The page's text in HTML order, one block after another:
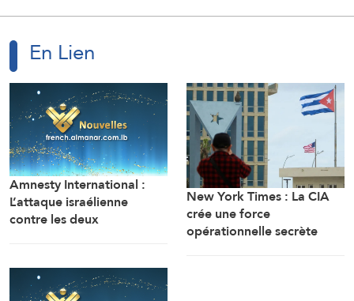
En Lien
Amnesty International :
L’attaque israélienne
contre les deux
enquête indépendante en
tant que crime de guerre.
New York Times : La CIA
crée une force
opérationnelle secrète